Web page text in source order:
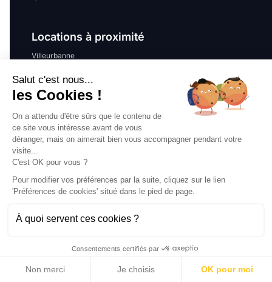
Locations à proximité
Villeurbanne
Caluire-et-Cuire
Bron
Tassin-la-Demi-Lune
Écully
Saint-Fons
Principales villes
Location Lyon
Location Lille
Salut c'est nous...
les Cookies !
On a attendu d'être sûrs que le contenu de
ce site vous intéresse avant de vous
déranger, mais on aimerait bien vous accompagner pendant votre
visite...
C'est OK pour vous ?
Pour modifier vos préférences par la suite, cliquez sur le lien
'Préférences de cookies' situé dans le pied de page.
À quoi servent ces cookies ?
Consentements certifiés par
Non merci Je choisis OK pour moi